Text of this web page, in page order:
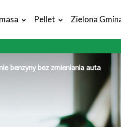
Pellet Zielona
benzyny bez zmieniania auta